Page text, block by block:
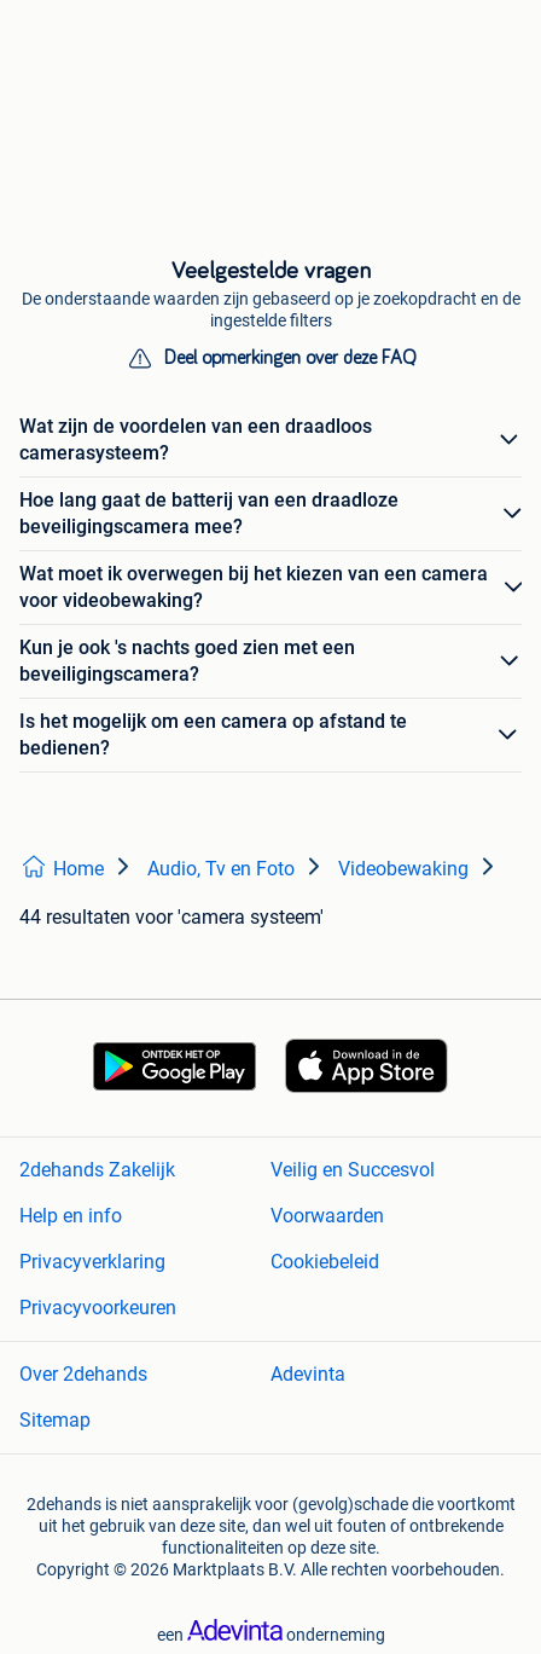
Veelgestelde vragen
De onderstaande waarden zijn gebaseerd op je zoekopdracht en de
ingestelde filters
Deel opmerkingen over deze FAQ
Wat zijn de voordelen van een draadloos
camerasysteem?
Hoe lang gaat de batterij van een draadloze
beveiligingscamera mee?
Wat moet ik overwegen bij het kiezen van een camera
voor videobewaking?
Kun je ook 's nachts goed zien met een
beveiligingscamera?
Is het mogelijk om een camera op afstand te
bedienen?
Home Audio, Tv en Foto Videobewaking
44 resultaten voor 'camera systeem'
2dehands Zakelijk
Veilig en Succesvol
Help en info
Voorwaarden
Privacyverklaring
Cookiebeleid
Privacyvoorkeuren
Over 2dehands
Adevinta
Sitemap
2dehands is niet aansprakelijk voor (gevolg)schade die voortkomt
uit het gebruik van deze site, dan wel uit fouten of ontbrekende
functionaliteiten op deze site.
Copyright © 2026 Marktplaats B.V. Alle rechten voorbehouden.
een onderneming